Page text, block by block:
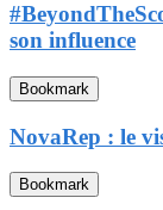
son influence
Bookmark
NovaRep : le
Bookmark